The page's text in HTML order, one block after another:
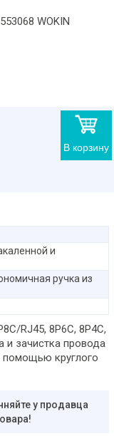
В корзину
и
ручка из
RJ45, 8P6C, 8P4C,
и зачистка провода
помощью круглого
у продавца